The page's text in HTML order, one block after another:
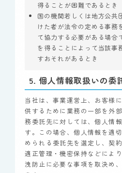
得ることが困難であるとき
国の機関若しくは地方公共
けた者が法令の定める事務
て協力する必要がある場合
を得ることによって当該事
すおそれがあるとき
5. 個人情報取扱いの委
当社は、事業運営上、お客様
供するために業務の一部を外
務委託先に対しては、個人情
す。この場合、個人情報を適
められる委託先を選定し、契
適正管理・機密保持などによ
洩防止に必要な事項を取決め